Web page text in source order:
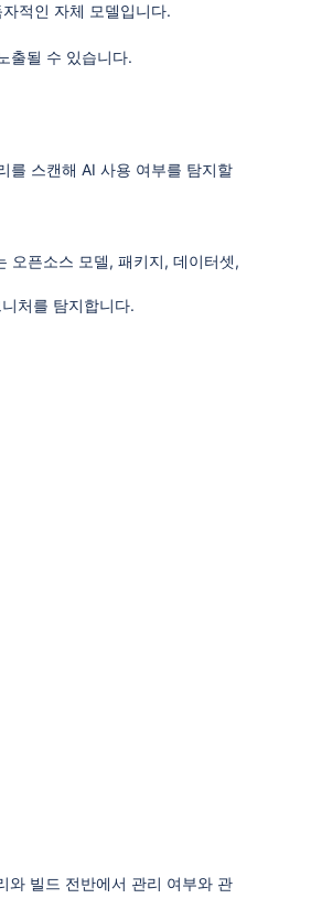
적인 자체 모델입니다.
출될 수 있습니다.
를 스캔해 AI 사용 여부를 탐지할
오픈소스 모델, 패키지, 데이터셋,
처를 탐지합니다.
빌드 전반에서 관리 여부와 관